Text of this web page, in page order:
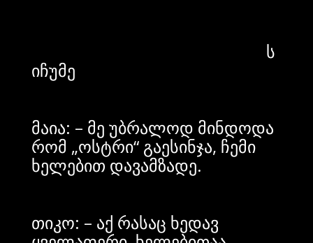
ს
იჩუმე
მაია: – მე უბრალოდ მინდოდა
რომ „ოსტრი“ გაესინჯა, ჩემი
ხელებით დავამზადე.
თიკო: – აქ რასაც ხედავ